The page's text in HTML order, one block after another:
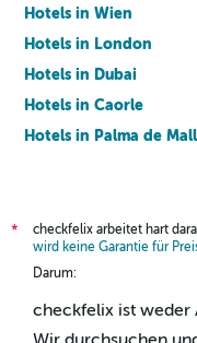
Hotels in Wien
Hotels in London
Hotels in Dubai
Hotels in Caorle
Hotels in Palma de
*
checkfelix arbeitet hart
wird keine Garantie für
Darum:
checkfelix ist weder